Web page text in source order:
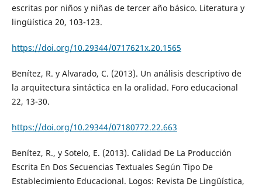
escritas por niños y niñas de tercer año básico. Literatura y
lingüística 20, 103-123.
https://doi.org/10.29344/0717621x.20.1565
Benítez, R. y Alvarado, C. (2013). Un análisis descriptivo de
la arquitectura sintáctica en la oralidad. Foro educacional
22, 13-30.
https://doi.org/10.29344/07180772.22.663
Benítez, R., y Sotelo, E. (2013). Calidad De La Producción
Escrita En Dos Secuencias Textuales Según Tipo De
Establecimiento Educacional. Logos: Revista De Lingüística,